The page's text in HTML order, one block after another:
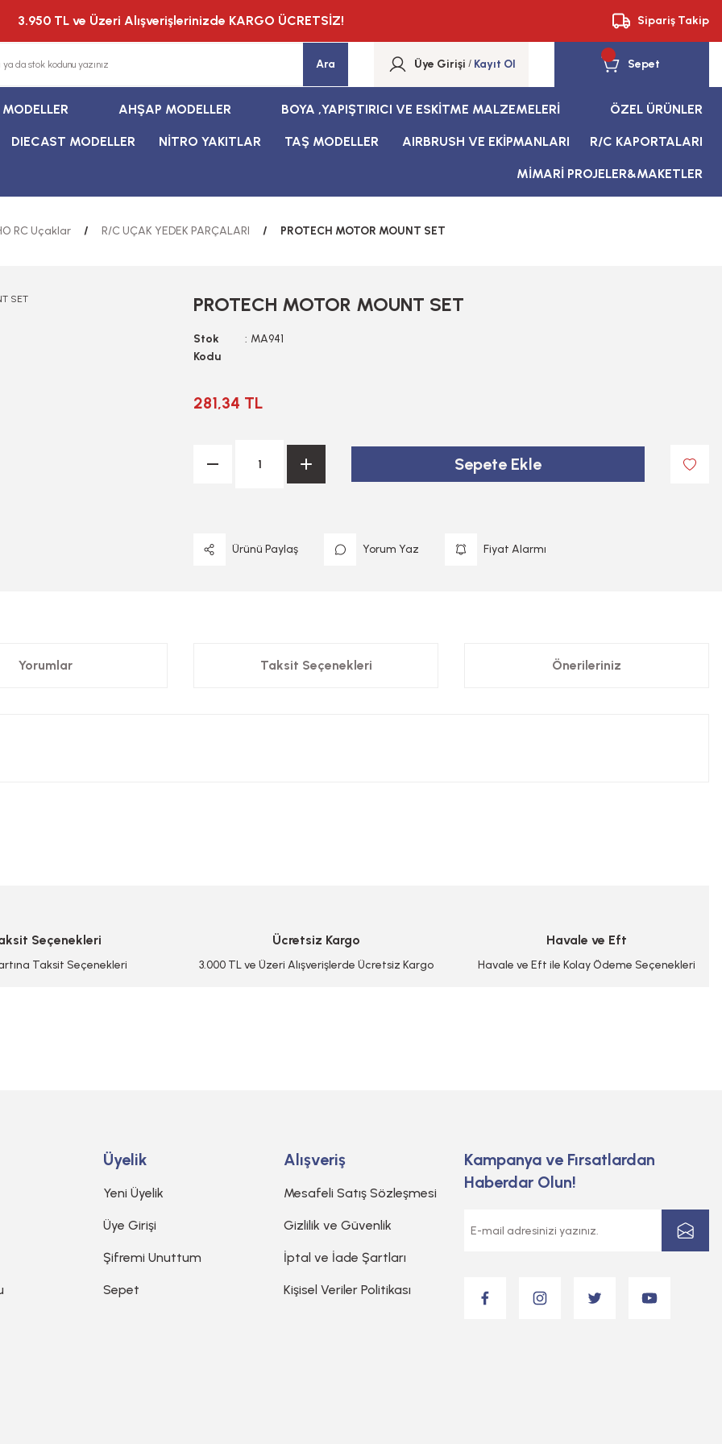
3.950 TL ve Üzeri Alışverişlerinizde KARGO ÜCRETSİZ! Sipariş Takip
Ara Üye Girişi / Kayıt Ol Sepet
AHŞAP MODELLER BOYA ,YAPIŞTIRICI VE ESKİTME MALZEMELERİ ÖZEL ÜRÜNLER
DIECAST MODELLER NİTRO YAKITLAR TAŞ MODELLER AIRBRUSH VE EKİPMANLARI R/C KAPORTALARI
MİMARİ PROJELER&MAKETLER
RC Uçaklar R/C UÇAK YEDEK PARÇALARI PROTECH MOTOR MOUNT SET
PROTECH MOTOR MOUNT SET
Stok
Kodu
MA941
281,34 TL
Sepete Ekle
Ürünü Paylaş Yorum Yaz Fiyat Alarmı
Yorumlar Taksit Seçenekleri Önerileriniz
Seçenekleri
Taksit Seçenekleri
Ücretsiz Kargo
3.000 TL ve Üzeri Alışverişlerde Ücretsiz Kargo
Havale ve Eft
Havale ve Eft ile Kolay Ödeme Seçenekleri
Üyelik
Yeni Üyelik
Üye Girişi
Şifremi Unuttum
Sepet
Alışveriş
Mesafeli Satış Sözleşmesi
Gizlilik ve Güvenlik
İptal ve İade Şartları
Kişisel Veriler Politikası
Kampanya ve Fırsatlardan
Haberdar Olun!